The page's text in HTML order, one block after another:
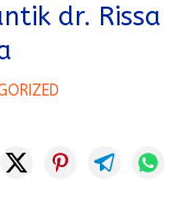
dr. Rissa